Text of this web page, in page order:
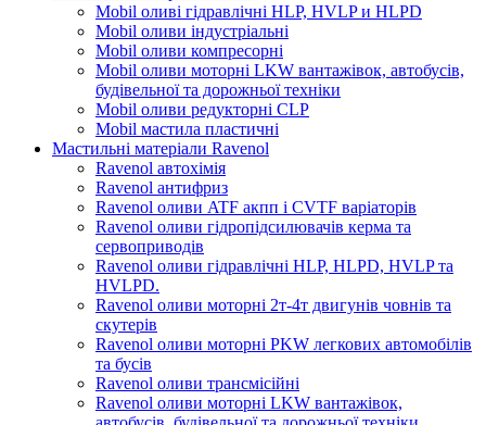
Mobil оливі гідравлічні HLP, HVLP и HLPD
Mobil оливи індустріальні
Mobil оливи компресорні
Mobil оливи моторні LKW вантажівок, автобусів,
будівельної та дорожньої техніки
Mobil оливи редукторні CLP
Mobil мастила пластичні
Мастильні матеріали Ravenol
Ravenol автохімія
Ravenol антифриз
Ravenol оливи ATF акпп і CVTF варіаторів
Ravenol оливи гідропідсилювачів керма та
сервоприводів
Ravenol оливи гідравлічні HLP, HLPD, HVLP та
HVLPD.
Ravenol оливи моторні 2т-4т двигунів човнів та
скутерів
Ravenol оливи моторні PKW легкових автомобілів
та бусів
Ravenol оливи трансмісійні
Ravenol оливи моторні LKW вантажівок,